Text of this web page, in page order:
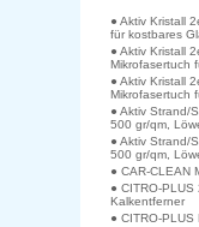
● Aktiv Kristall
für kostbares
● Aktiv Kristall
Mikrofasertuch
● Aktiv Kristall
Mikrofasertuch
● Aktiv Strand/
500 gr/qm,
● Aktiv Strand/
500 gr/qm,
● CAR-CLEAN
● CITRO-
Kalkentferner
● CITRO-